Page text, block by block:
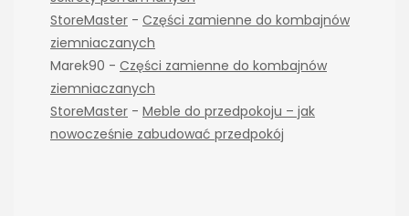
StoreMaster - Części zamienne do kombajnów
ziemniaczanych
Marek90 - Części zamienne do kombajnów
ziemniaczanych
StoreMaster - Meble do przedpokoju – jak
nowocześnie zabudować przedpokój